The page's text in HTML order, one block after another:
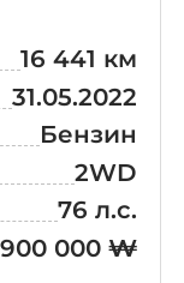
16 441 км
31.05.2022
Бензин
2WD
76 л.с.
900 000 ₩